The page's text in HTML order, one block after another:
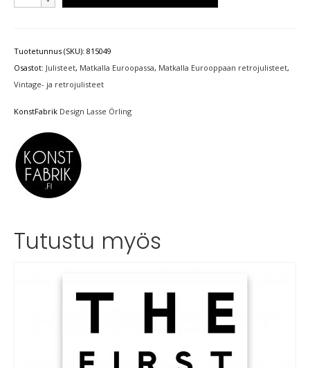
Tuotetunnus (SKU): 815049
Osastot: Julisteet, Matkalla Euroopassa, Matkalla Eurooppaan retrojulisteet,
Vintage- ja retrojulisteet
KonstFabrik Design Lasse Örling
Tutustu myös